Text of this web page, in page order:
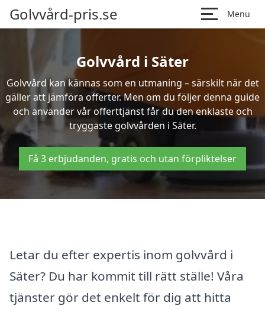
Golvvård-pris.se Menu
Golvvård i Säter
Golvvård kan kännas som en utmaning – särskilt när det
gäller att jämföra offerter. Men om du följer denna guide
och använder vår offerttjänst får du den enklaste och
tryggaste golvvården i Säter.
Få 3 erbjudanden, gratis och utan förpliktelser
Letar du efter expertis inom golvvård i
Säter? Du har kommit till rätt ställe! Våra
tjänster gör det enkelt för dig att hitta